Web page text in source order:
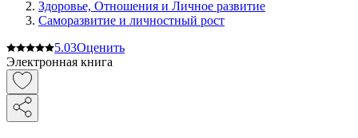
Здоровье, Отношения и Личное развитие
Саморазвитие и личностный рост
5.03Оценить
Электронная книга